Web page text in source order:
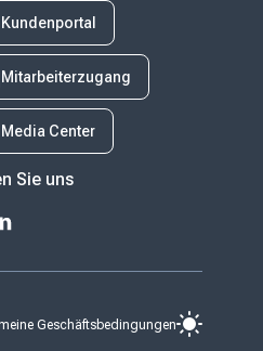
Kundenportal
Mitarbeiterzugang
Media Center
Sie uns
Geschäftsbedingungen